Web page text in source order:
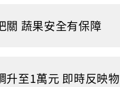
關 蔬果安全有保障
升至1萬元 即時反映物